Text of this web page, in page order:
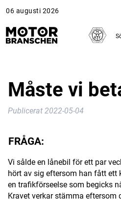
06 augusti 2026
Måste vi
Publicerat 2022-05-04
FRÅGA:
Vi sålde en lånebil för ett par
hört av sig eftersom han fått ett
en trafikförseelse som begicks
Kravet verkar stämma eftersom